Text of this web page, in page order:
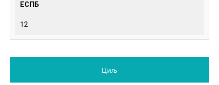
ЕСПБ
12
Циљ